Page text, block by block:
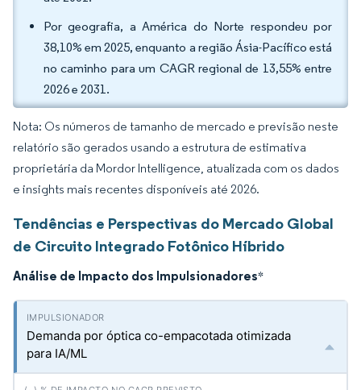
Por geografia, a América do Norte respondeu por
38,10% em 2025, enquanto a região Ásia-Pacífico está
no caminho para um CAGR regional de 13,55% entre
2026 e 2031.
Nota: Os números de tamanho de mercado e previsão neste
relatório são gerados usando a estrutura de estimativa
proprietária da Mordor Intelligence, atualizada com os dados
e insights mais recentes disponíveis até 2026.
Tendências e Perspectivas do Mercado Global
de Circuito Integrado Fotônico Híbrido
Análise de Impacto dos Impulsionadores*
Demanda por óptica co-empacotada otimizada
para IA/ML